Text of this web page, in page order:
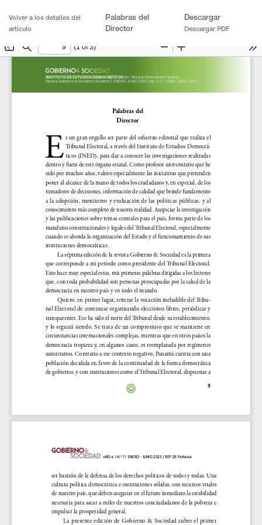
Volver a los detalles del
artículo
Palabras del
Director
Descargar
Descargar PDF